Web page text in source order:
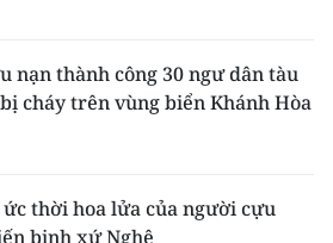
nạn thành công 30 ngư dân tàu
cháy trên vùng biển Khánh Hòa
ức thời hoa lửa của người cựu
binh xứ Nghệ